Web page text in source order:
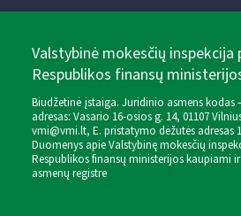
Valstybinė mokesčių inspekcija
Respublikos finansų
Biudžetinė įstaiga. Juridinio asmens kodas
adresas: Vasario 16-osios g. 14, 01107
vmi@vmi.lt, E. pristatymo dėžutės adresas
Duomenys apie Valstybinę mokesčių
Respublikos finansų ministerijos kaupiami
asmenų registre